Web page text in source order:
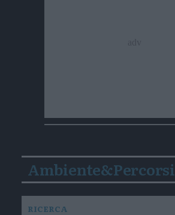
Ambiente&Percorsi
RICERCA